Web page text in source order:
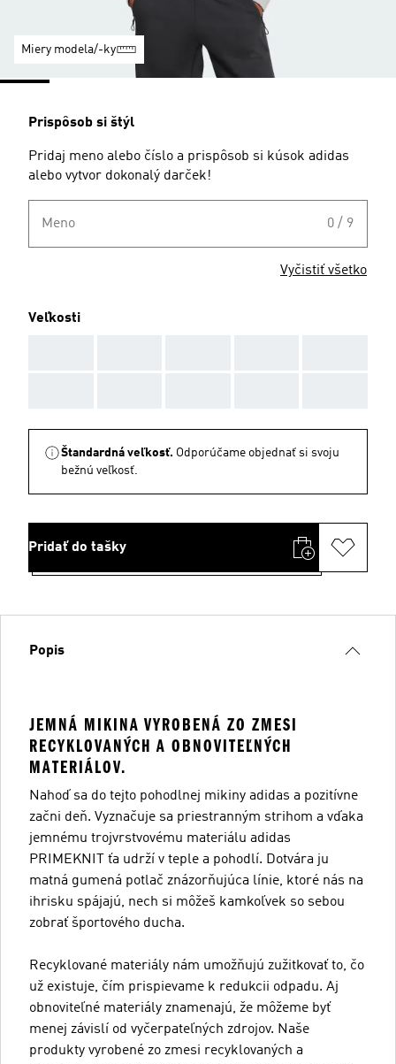
Miery modela/-ky
Prispôsob si štýl
Pridaj meno alebo číslo a prispôsob si kúsok adidas
alebo vytvor dokonalý darček!
Meno 0 / 9
Vyčistiť všetko
Veľkosti
Štandardná veľkosť. Odporúčame objednať si svoju
bežnú veľkosť.
Pridať do tašky
Popis
JEMNÁ MIKINA VYROBENÁ ZO ZMESI
RECYKLOVANÝCH A OBNOVITEĽNÝCH
MATERIÁLOV.
Nahoď sa do tejto pohodlnej mikiny adidas a pozitívne
začni deň. Vyznačuje sa priestranným strihom a vďaka
jemnému trojvrstvovému materiálu adidas
PRIMEKNIT ťa udrží v teple a pohodlí. Dotvára ju
matná gumená potlač znázorňujúca línie, ktoré nás na
ihrisku spájajú, nech si môžeš kamkoľvek so sebou
zobrať športového ducha.
Recyklované materiály nám umožňujú zužitkovať to, čo
už existuje, čím prispievame k redukcii odpadu. Aj
obnoviteľné materiály znamenajú, že môžeme byť
menej závislí od vyčerpateľných zdrojov. Naše
produkty vyrobené zo zmesi recyklovaných a